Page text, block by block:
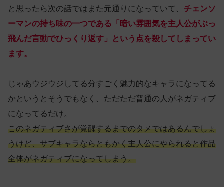
と思ったら次の話ではまた元通りになっていて、 チェンソ
ーマンの持ち味の一つである「暗い雰囲気を主人公がぶっ
飛んだ言動でひっくり返す」という点を殺してしまってい
ます。
じゃあウジウジしてる分すごく魅力的なキャラになってる
かというとそうでもなく、ただただ普通の人がネガティブ
になってるだけ。
このネガティブさが覚醒するまでのタメではあるんでしょ
うけど、サブキャラならともかく主人公にやられると作品
全体がネガティブになってしまう。